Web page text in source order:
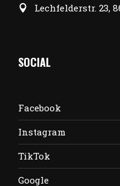
Lechfelderstr. 23,
SOCIAL
Facebook
Instagram
TikTok
Google